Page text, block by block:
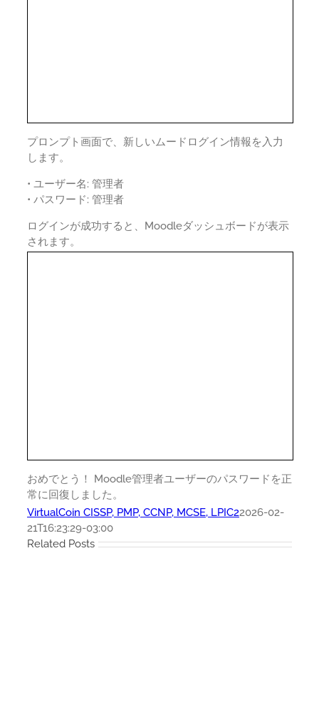
プロンプト画面で、新しいムードログイン情報を入力
します。
• ユーザー名: 管理者
• パスワード: 管理者
ログインが成功すると、Moodleダッシュボードが表示
されます。
おめでとう！ Moodle管理者ユーザーのパスワードを正
常に回復しました。
VirtualCoin CISSP, PMP, CCNP, MCSE, LPIC22026-02-
21T16:23:29-03:00
Related Posts